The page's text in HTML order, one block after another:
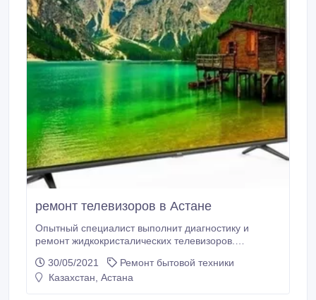
ремонт телевизоров в Астане
Опытный специалист выполнит диагностику и
ремонт жидкокристалических телевизоров.
выезд. Гарантия..
30/05/2021
Ремонт бытовой техники
Казахстан, Астана